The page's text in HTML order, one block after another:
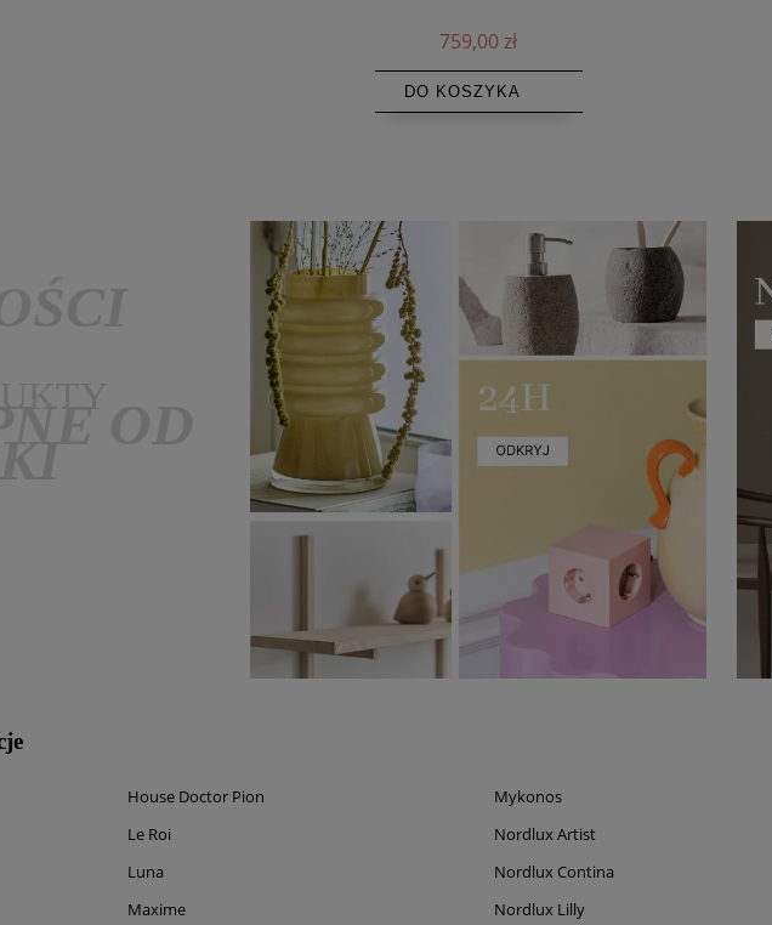
759,00 zł
DO KOSZYKA
House Doctor Pion
Le Roi
Luna
Maxime
Mykonos
Nordlux Artist
Nordlux Contina
Nordlux Lilly